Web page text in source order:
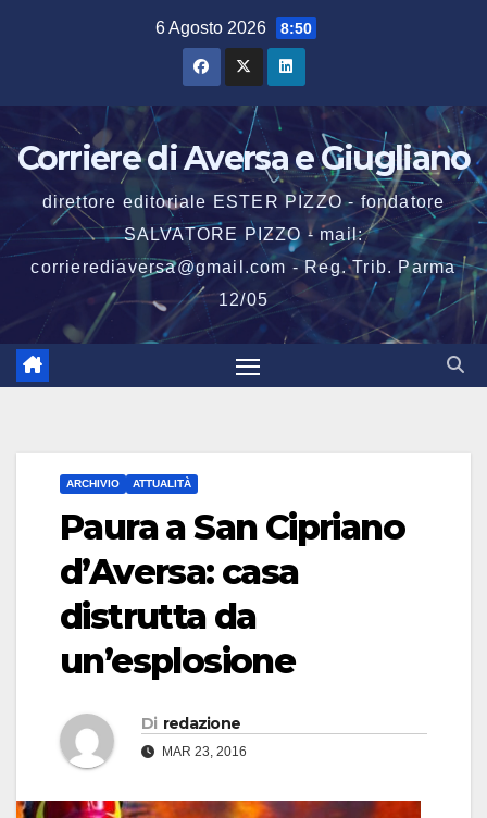
6 Agosto 2026 8:50
Corriere di Aversa e Giugliano
direttore editoriale ESTER PIZZO - fondatore
SALVATORE PIZZO - mail:
corrierediaversa@gmail.com - Reg. Trib. Parma
12/05
ARCHIVIO ATTUALITÀ
Paura a San Cipriano
d’Aversa: casa
distrutta da
un’esplosione
Di redazione
MAR 23, 2016